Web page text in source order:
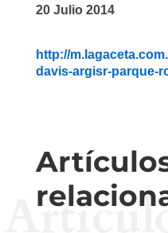
20 Julio 2014
http://
davis-argisr-parque-